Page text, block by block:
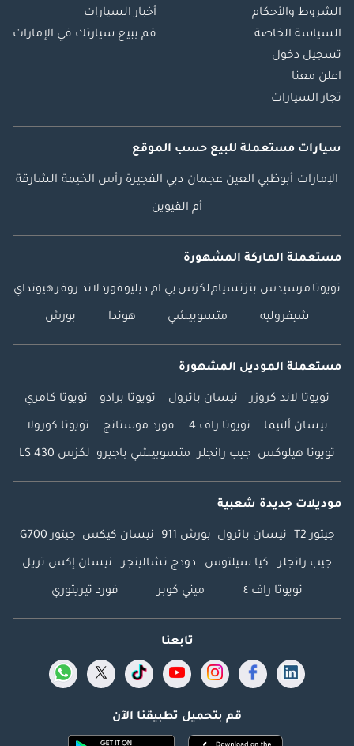
الشروط والأحكام
السياسة الخاصة
تسجيل دخول
اعلن معنا
تجار السيارات
أخبار السيارات
قم ببيع سيارتك في الإمارات
سيارات مستعملة للبيع حسب الموقع
الإمارات أبوظبي العين عجمان دبي الفجيرة رأس الخيمة الشارقة
أم القيوين
مستعملة الماركة المشهورة
تويوتا مرسيدس بنزنسياملكزس بي ام دبليوفوردلاند روفرهيونداي
شيفروليه متسوبيشي هوندا بورش
مستعملة الموديل المشهورة
تويوتا لاند كروزر نيسان باترول تويوتا برادو تويوتا كامري
نيسان ألتيما تويوتا راف 4 فورد موستانج تويوتا كورولا
تويوتا هيلوكس جيب رانجلر متسوبيشي باجيرو لكزس LS 430
موديلات جديدة شعبية
جيتور T2 نيسان باترول بورش 911 نيسان كيكس جيتور G700
جيب رانجلر كيا سيلتوس دودج تشالينجر نيسان إكس تريل
تويوتا راف ٤ ميني كوبر فورد تيريتوري
تابعنا
قم بتحميل تطبيقنا الآن